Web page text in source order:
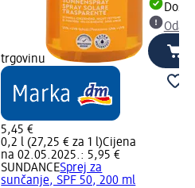
trgovinu
5,45 €
0,2 l (27,25 € za 1 l)Cijena
na 02.05.2025.: 5,95 €
SUNDANCESprej za
sunčanje, SPF 50, 200 ml